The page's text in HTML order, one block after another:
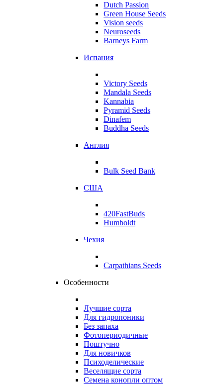
Dutch Passion
Green House Seeds
Vision seeds
Neuroseeds
Barneys Farm
Испания
Victory Seeds
Mandala Seeds
Kannabia
Pyramid Seeds
Dinafem
Buddha Seeds
Англия
Bulk Seed Bank
США
420FastBuds
Humboldt
Чехия
Carpathians Seeds
Особенности
Лучшие сорта
Для гидропоники
Без запаха
Фотопериодичные
Поштучно
Для новичков
Психоделические
Веселящие сорта
Семена конопли оптом